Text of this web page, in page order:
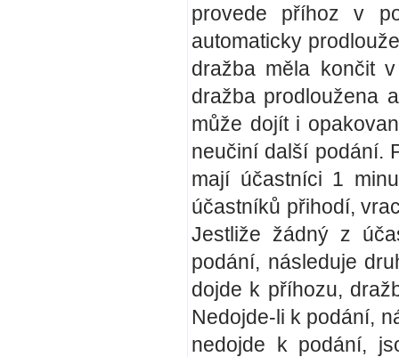
provede příhoz v
automaticky
dražba měla končit
dražba prodloužena
může dojít i
neučiní další podání.
mají účastníci 1
účastníků přihodí,
Jestliže žádný z
podání, následuje
dojde k příhozu,
Nedojde-li k podání,
nedojde k podání,